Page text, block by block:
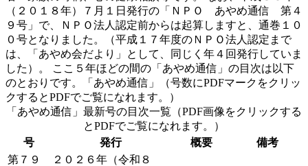
（２０１８年）７月１日発行の「ＮＰＯ あやめ通信 第４
９号」で、ＮＰＯ法人認定前からは起算しますと、通巻１０
０号となりました。（平成１７年度のＮＰＯ法人認定まで
は、「あやめ会だより」として、同じく年４回発行していま
した）。 ここ５年ほどの間の「あやめ通信」の目次は以下
のとおりです。「あやめ通信」（号数にPDFマークをクリッ
クするとPDFでご覧になれます。）
「あやめ通信」最新号の目次一覧（PDF画像をクリックする
とPDFでご覧になれます。）
号
発行 概要
備考
第７９
２０２６年（令和８